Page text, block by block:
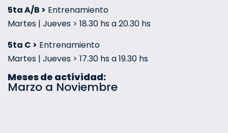
5ta A/B > Entrenamiento
Martes | Jueves > 18.30 hs a 20.30 hs
5ta C > Entrenamiento
Martes | Jueves > 17.30 hs a 19.30 hs
Meses de actividad:
Marzo a Noviembre